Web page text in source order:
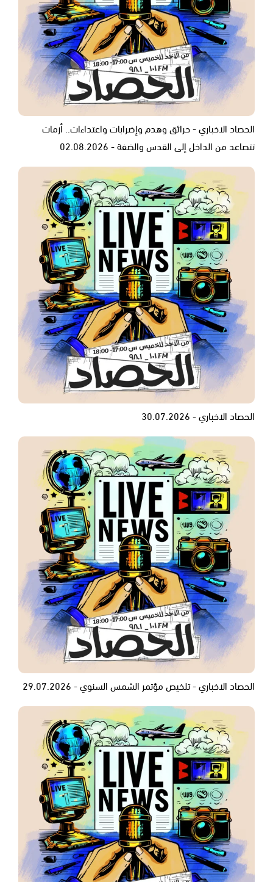
الحصاد الاخباري - حرائق وهدم وإضرابات واعتداءات.. أزمات
تتصاعد من الداخل إلى القدس والضفة - 02.08.2026
الحصاد الاخباري - 30.07.2026
الحصاد الاخباري - تلخيص مؤتمر الشمس السنوي - 29.07.2026